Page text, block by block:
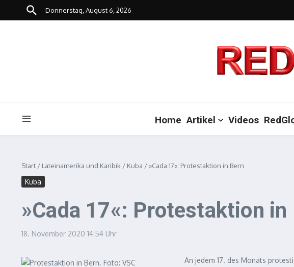
Zum Inhalt springen
Donnerstag, August 6, 2026
Home Artikel Videos
Start / Lateinamerika und Karibik / Kuba / »Cada 17«: Protestaktion in Bern
Kuba
»Cada 17«: Protestaktion in
18. November 2020 14:54 Uhr
An jedem 17. des Monats